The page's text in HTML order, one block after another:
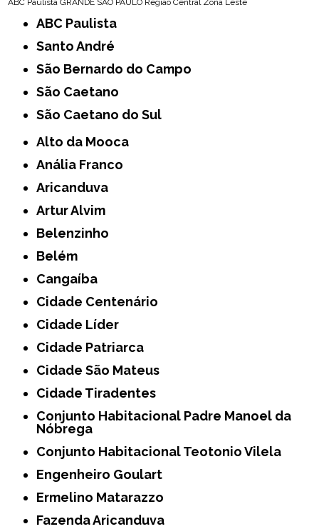
ABC Paulista GRANDE SÃO PAULO Região Central Zona Leste
ABC Paulista
Santo André
São Bernardo do Campo
São Caetano
São Caetano do Sul
Alto da Mooca
Anália Franco
Aricanduva
Artur Alvim
Belenzinho
Belém
Cangaíba
Cidade Centenário
Cidade Líder
Cidade Patriarca
Cidade São Mateus
Cidade Tiradentes
Conjunto Habitacional Padre Manoel da
Nóbrega
Conjunto Habitacional Teotonio Vilela
Engenheiro Goulart
Ermelino Matarazzo
Fazenda Aricanduva